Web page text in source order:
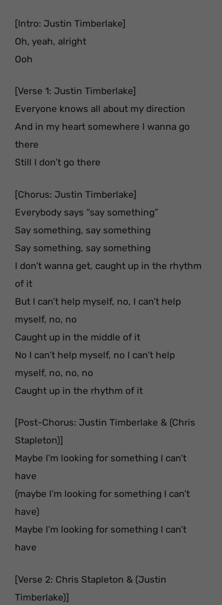
[Intro: Justin Timberlake]
Oh, yeah, alright
Ooh
[Verse 1: Justin Timberlake]
Everyone knows all about my direction
And in my heart somewhere I wanna go
there
Still I don’t go there
[Chorus: Justin Timberlake]
Everybody says “say something”
Say something, say something
Say something, say something
I don’t wanna get, caught up in the rhythm
of it
But I can’t help myself, no, I can’t help
myself, no, no
Caught up in the middle of it
No I can’t help myself, no I can’t help
myself, no, no, no
Caught up in the rhythm of it
[Post-Chorus: Justin Timberlake & (Chris
Stapleton)]
Maybe I’m looking for something I can’t
have
(maybe I’m looking for something I can’t
have)
Maybe I’m looking for something I can’t
have
[Verse 2: Chris Stapleton & (Justin
Timberlake)]